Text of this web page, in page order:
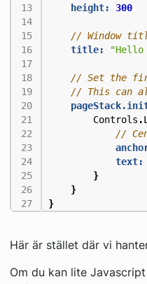
height:
300
title:
"Hello
Controls .
text:
}
}
}
Här är stället där vi
Om du kan lite